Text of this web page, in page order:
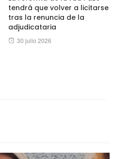
tendrá que volver a licitarse
tras la renuncia de la
adjudicataria
Posted
30 julio 2026